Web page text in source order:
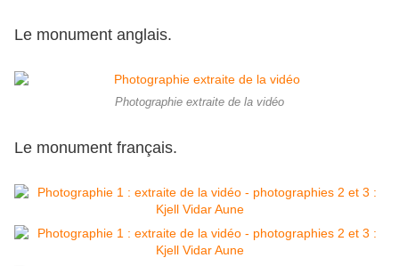
Le monument anglais.
Photographie extraite de la vidéo
Le monument français.